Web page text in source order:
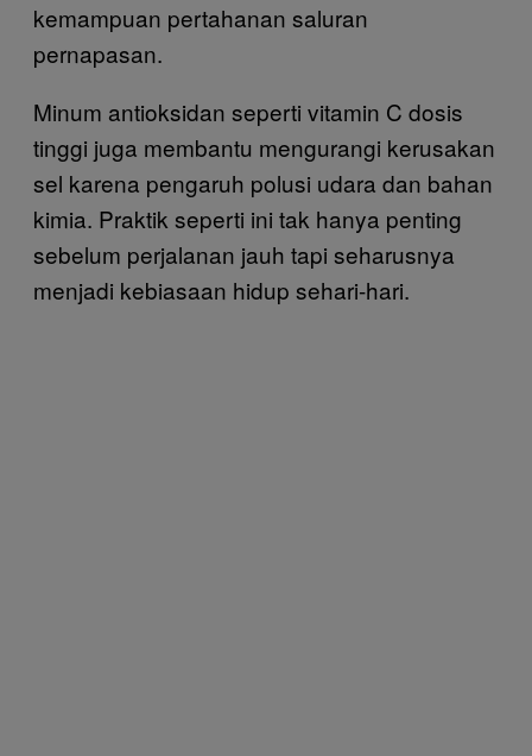
kemampuan pertahanan saluran
pernapasan.
Minum antioksidan seperti vitamin C dosis
tinggi juga membantu mengurangi kerusakan
sel karena pengaruh polusi udara dan bahan
kimia. Praktik seperti ini tak hanya penting
sebelum perjalanan jauh tapi seharusnya
menjadi kebiasaan hidup sehari-hari.